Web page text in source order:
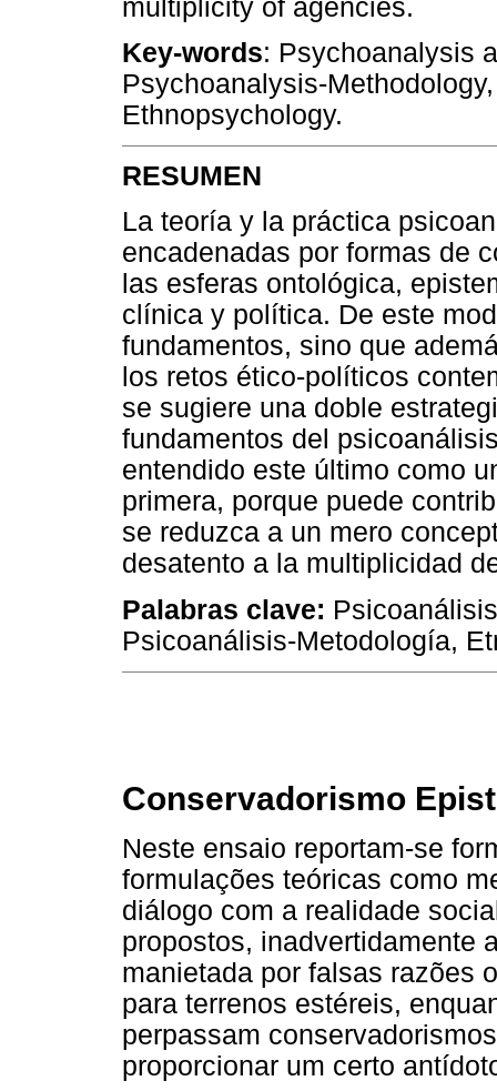
multiplicity of agencies.
Key-words: Psychoanalysis
Psychoanalysis-
Ethnopsychology.
RESUMEN
La teoría y la práctica
encadenadas por formas de
las esferas ontológica,
clínica y política. De este
fundamentos, sino que
los retos ético-políticos
se sugiere una doble
fundamentos del
entendido este último como
primera, porque puede
se reduzca a un mero
desatento a la multiplicidad
Palabras clave:
Psicoanálisis-Metodología,
Conservadorismo
Neste ensaio reportam-se
formulações teóricas como
diálogo com a realidade
propostos, inadvertidamente
manietada por falsas razões
para terrenos estéreis,
perpassam
proporcionar um certo